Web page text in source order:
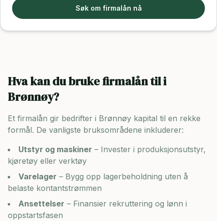
Søk om firmalån nå
Hva kan du bruke firmalån til i
Brønnøy?
Et firmalån gir bedrifter i Brønnøy kapital til en rekke
formål. De vanligste bruksområdene inkluderer:
Utstyr og maskiner – Invester i produksjonsutstyr,
kjøretøy eller verktøy
Varelager – Bygg opp lagerbeholdning uten å
belaste kontantstrømmen
Ansettelser – Finansier rekruttering og lønn i
oppstartsfasen